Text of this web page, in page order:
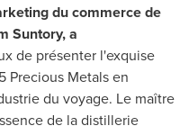
du commerce de
Suntory, a
de présenter l'exquise
Precious Metals en
du voyage. Le maître
de la distillerie